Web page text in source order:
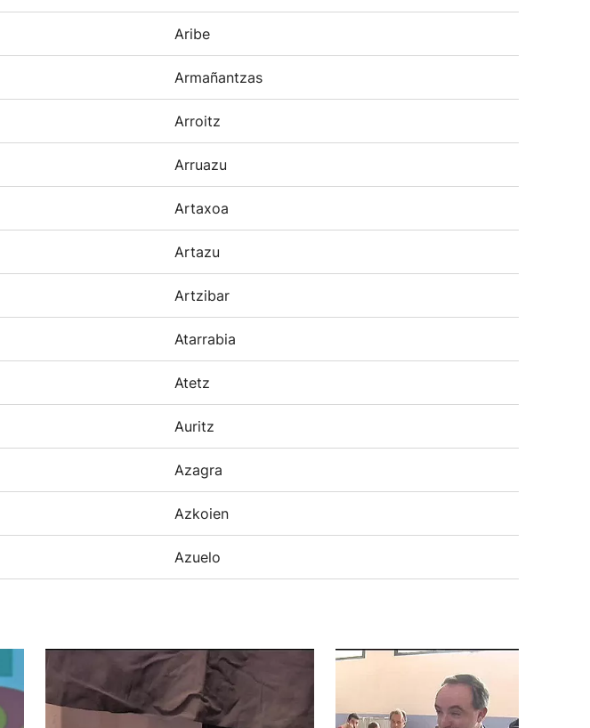
Aribe
Armañantzas
Arroitz
Arruazu
Artaxoa
Artazu
Artzibar
Atarrabia
Atetz
Auritz
Azagra
Azkoien
Azuelo